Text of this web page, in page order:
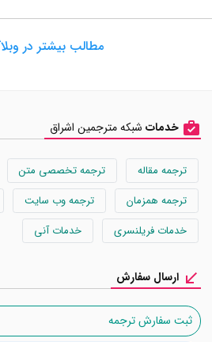
مطالب بیشتر در
خدمات شبکه مترجمین اشراق
ترجمه مقاله ترجمه تخصصی متن
ترجمه همزمان
ترجمه وب سایت
خدمات فریلنسری
خدمات آنی
ارسال سفارش
ثبت سفارش ترجمه